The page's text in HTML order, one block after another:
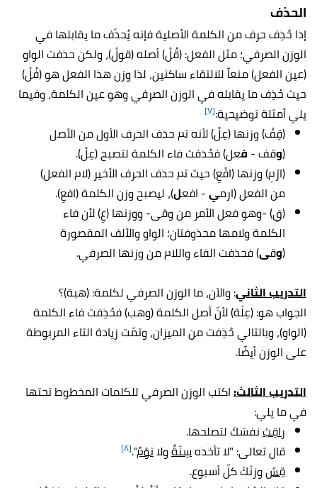
الحذف
إذا حُذِف حرف من الكلمة الأصلية فإنه يُحذَف ما يقابلها في
الوزن الصرفي؛ مثل الفعل: (قُلْ) أصله (قولْ)، ولكن حذفت الواو
(عين الفعل) منعاً للالتقاء ساكنين، لذا وزن هذا الفعل هو (فُلْ)
حيث حُذِف ما يقابله في الوزن الصرفي وهو عين الكلمة، وفيما
يلي أمثلة توضيحية:[٧]
(قِفْ) وزنها (عِلْ) لأنه تم حذف الحرف الأول من الأصل
(وقف - فعل) فحُذفت فاء الكلمة لتصبح (عِلْ).
(ارْمِ) وزنها (افْعِ) حيث تم حذف الحرف الأخير (لام الفعل)
من الفعل (ارمي- افعل)، ليصبح وزن الكلمة (افعِ).
(قِ) -وهو فعل الأمر من وقى- ووزنها (عِ) لأن فاء
الكلمة ولامها محذوفتان؛ الواو والألف المقصورة
(وقى) فحذفت الفاء واللام من وزنها الصرفي.
التدريب الثاني: والآن، ما الوزن الصرفي لكلمة: (هبة)؟
الجواب هو: (عِلَة) لأنّ أصل الكلمة (وهب) فحُذِفت فاء الكلمة
(الواو)، وبالتالي حُذِفت من الميزان، وتمّت زيادة التاء المربوطة
على الوزن أيضًا.
التدريب الثالث:اكتب الوزن الصرفي للكلمات المخطوط تحتها
في ما يلي:
راقِبْنفسَكَ لتصلحها.
قال تعالى: "لا تأخذهسِنَةٌولانوْمٌ".[٨]
قِسْوزنَكَ كلّ أسبوع.